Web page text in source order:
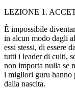
LEZIONE 1.
È impossibile
in alcun modo dagli
essi stessi, di essere
tutti i leader di culti,
non importa nulla se
i migliori guru hanno
dalla nascita.